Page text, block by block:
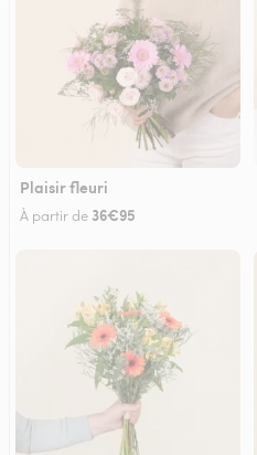
Plaisir fleuri
À partir de 36€95